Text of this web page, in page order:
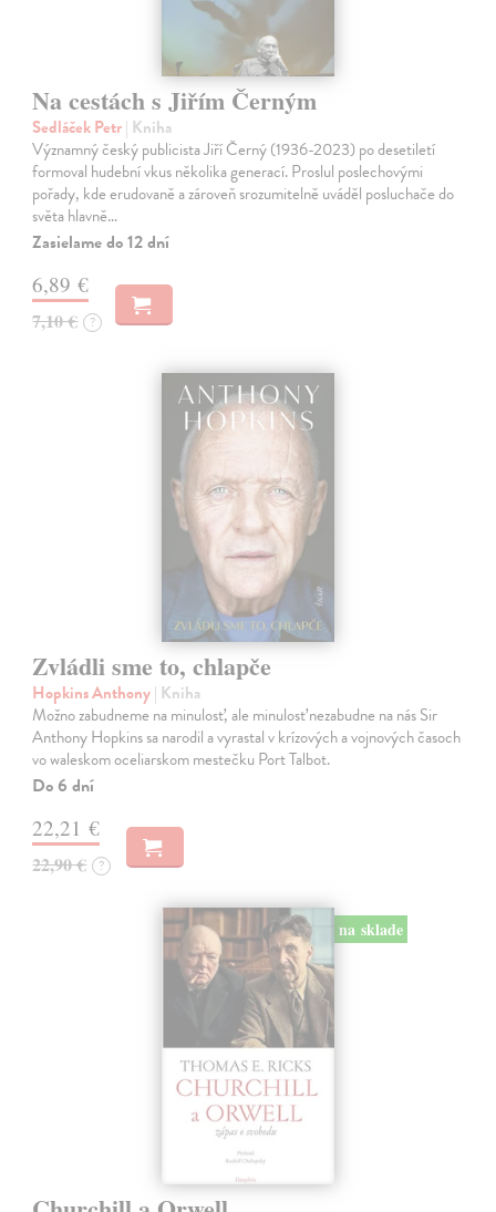
Na cestách s Jiřím Černým
Sedláček Petr| Kniha
Významný český publicista Jiří Černý (1936-2023) po desetiletí
formoval hudební vkus několika generací. Proslul poslechovými
pořady, kde erudovaně a zároveň srozumitelně uváděl posluchače do
světa hlavně…
Zasielame do 12 dní
6,89 €
7,10 € ?
Zvládli sme to, chlapče
Hopkins Anthony| Kniha
Možno zabudneme na minulosť, ale minulosť nezabudne na nás Sir
Anthony Hopkins sa narodil a vyrastal v krízových a vojnových časoch
vo waleskom oceliarskom mestečku Port Talbot.
Do 6 dní
22,21 €
22,90 € ?
na sklade